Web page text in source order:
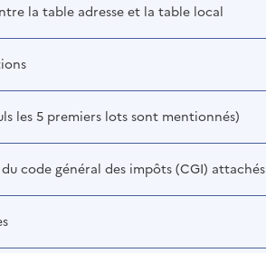
la table adresse et la table local
les 5 premiers lots sont mentionnés)
code général des impôts (CGI)